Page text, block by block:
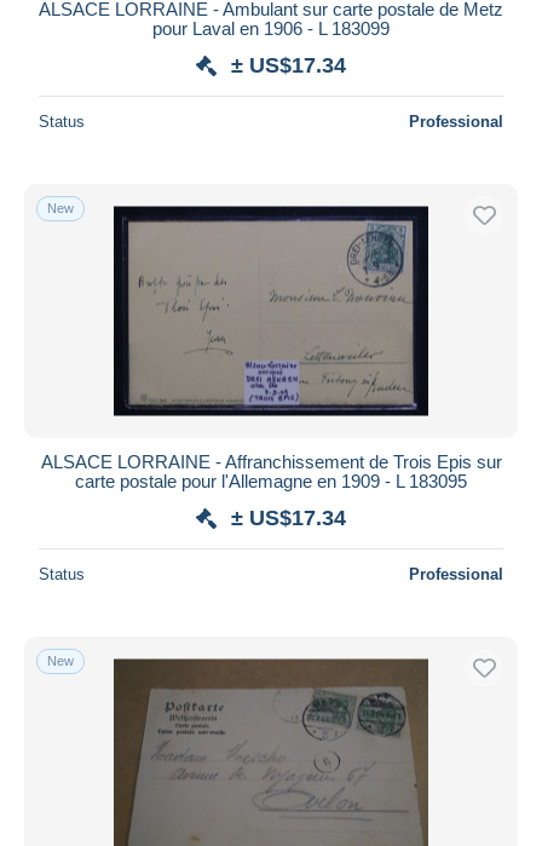
ALSACE LORRAINE - Ambulant sur carte postale de Metz
pour Laval en 1906 - L 183099
± US$17.34
Status Professional
New
ALSACE LORRAINE - Affranchissement de Trois Epis sur
carte postale pour l'Allemagne en 1909 - L 183095
± US$17.34
Status Professional
New